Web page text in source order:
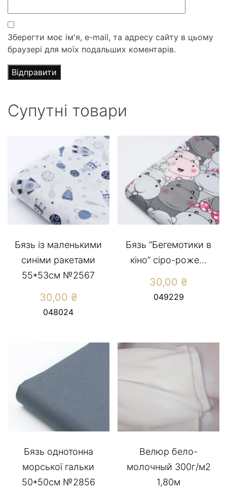
Зберегти моє ім'я, e-mail, та адресу сайту в цьому
браузері для моїх подальших коментарів.
Супутні товари
Бязь із маленькими
синіми ракетами
55*53см №2567
30,00 ₴
048024
Бязь “Бегемотики в
кіно” сіро-роже...
30,00 ₴
049229
Бязь однотонна
морської гальки
50*50см №2856
Велюр бело-
молочный 300г/м2
1,80м